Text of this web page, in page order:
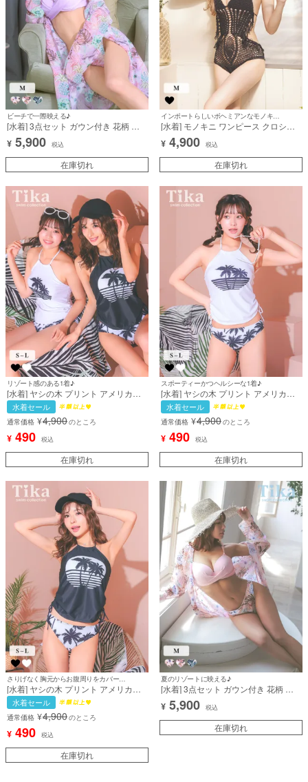
ビーチで一際映える♪
[水着] 3点セット ガウン付き 花柄 ボ
タニカル柄 パープル 紫 クロスデザイ
ン 体型カバー 二の腕カバー 盛れる ビ
ーチ 海 リゾート ビキニ (浦西ひかる
着用) [tk-sw221a]
¥ 5,900 税込
在庫切れ
[水着] モノキニ ワンピース クロシェ
かぎ編み フリンジ カットアウト 体型
カバー お腹カバー 背中見せ セクシー
ギャル ボヘミアン インポート風 ビキ
ニ (ゆんころ着用) [tk-swyx054]
¥ 4,900 税込
在庫切れ
リゾート感のある1着♪
[水着] ヤシの木 プリント アメリカン
スリーブ ドロスト ビスチェ 体型カバ
ー ギャル タンキニ 白 ホワイト 黒 ブ
ラック ビキニ (上ノ堀結愛/サイバー
ジャパンMIYABI着用) [tk-sw1040]
水着セール
通常価格 ¥4,900のところ
¥ 490 税込
在庫切れ
スポーティーかつヘルシーな1着♪
[水着] ヤシの木 プリント アメリカン
スリーブ ドロスト ビスチェ 体型カバ
ー ギャル タンキニ 白 ホワイト ビキ
ニ (上ノ堀結愛着用) [tk-sw1040b]
水着セール
通常価格 ¥4,900のところ
¥ 490 税込
在庫切れ
[水着] ヤシの木 プリント アメリカン
スリーブ ドロスト ビスチェ 体型カバ
ー ギャル タンキニ 黒 ブラック ビキ
ニ (サイバージャパンMIYABI着用) [tk-
sw1040a]
水着セール
通常価格 ¥4,900のところ
¥ 490 税込
在庫切れ
夏のリゾートに映える♪
[水着] 3点セット ガウン付き 花柄 ボ
タニカル柄 ピンク クロスデザイン 体
型カバー 二の腕カバー 盛れる ビーチ
海 リゾート ビキニ (橋本梨菜着用) [tk-
¥ 5,900 税込
在庫切れ